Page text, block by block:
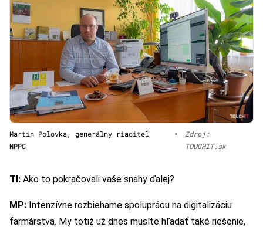
Martin Polovka, generálny riaditeľ
NPPC
•
Zdroj:
TOUCHIT.sk
TI: Ako to pokračovali vaše snahy ďalej?
MP: Intenzívne rozbiehame spoluprácu na digitalizáciu
farmárstva. My totiž už dnes musíte hľadať také riešenie,